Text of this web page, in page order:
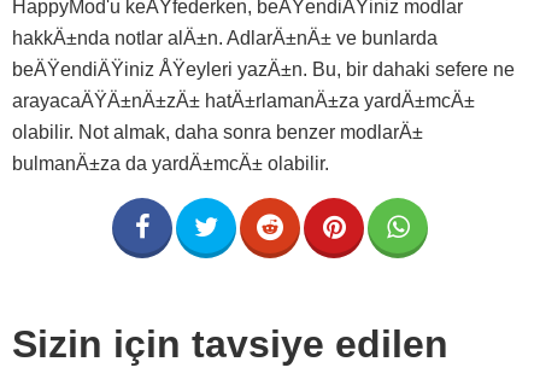
HappyMod'u keÅŸfederken, beÄŸendiÄŸiniz modlar
hakkÄ±nda notlar alÄ±n. AdlarÄ±nÄ± ve bunlarda
beÄŸendiÄŸiniz ÅŸeyleri yazÄ±n. Bu, bir dahaki sefere ne
arayacaÄŸÄ±nÄ±zÄ± hatÄ±rlamanÄ±za yardÄ±mcÄ±
olabilir. Not almak, daha sonra benzer modlarÄ±
bulmanÄ±za da yardÄ±mcÄ± olabilir.
Sizin için tavsiye edilen